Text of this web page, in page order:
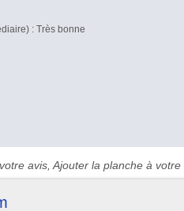
: Très bonne
avis, Ajouter la planche à